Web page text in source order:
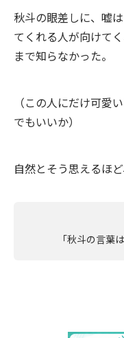
秋斗の眼差しに、嘘
てくれる人が向けて
まで知らなかった。
（この人にだけ可愛
でもいいか）
自然とそう思えるほ
「秋斗の言葉